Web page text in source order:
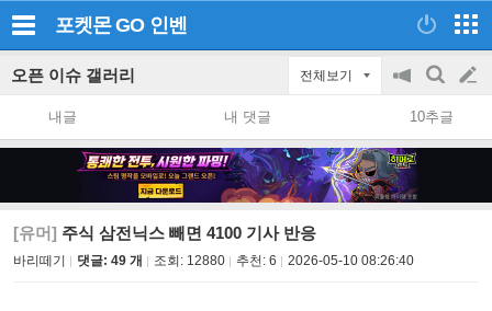
포켓몬 GO 인벤
오픈 이슈 갤러리 전체보기
공
지
on/off
검
색
글
쓰
내글 내 댓글 10추글
[유머] 주식 삼전닉스 빼면 4100 기사 반응
바리떼기 댓글: 49 개 조회: 12880 추천: 6 2026-05-10 08:26:40